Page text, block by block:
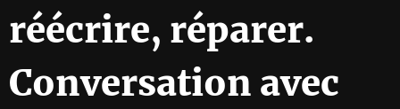
réécrire, réparer.
Conversation avec